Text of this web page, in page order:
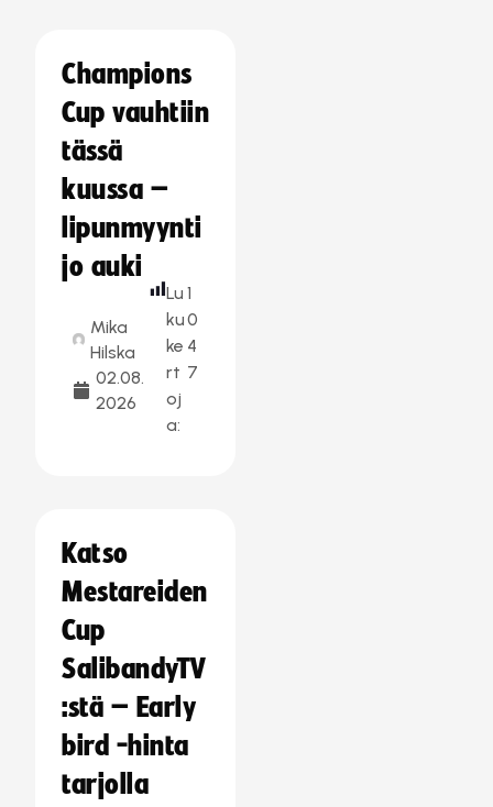
Champions
Cup vauhtiin
tässä
kuussa –
lipunmyynti
jo auki
Mika
Hilska
02.08.
2026
Lu
ku
ke
rt
oj
a:
1
0
4
7
Katso
Mestareiden
Cup
SalibandyTV
:stä – Early
bird -hinta
tarjolla